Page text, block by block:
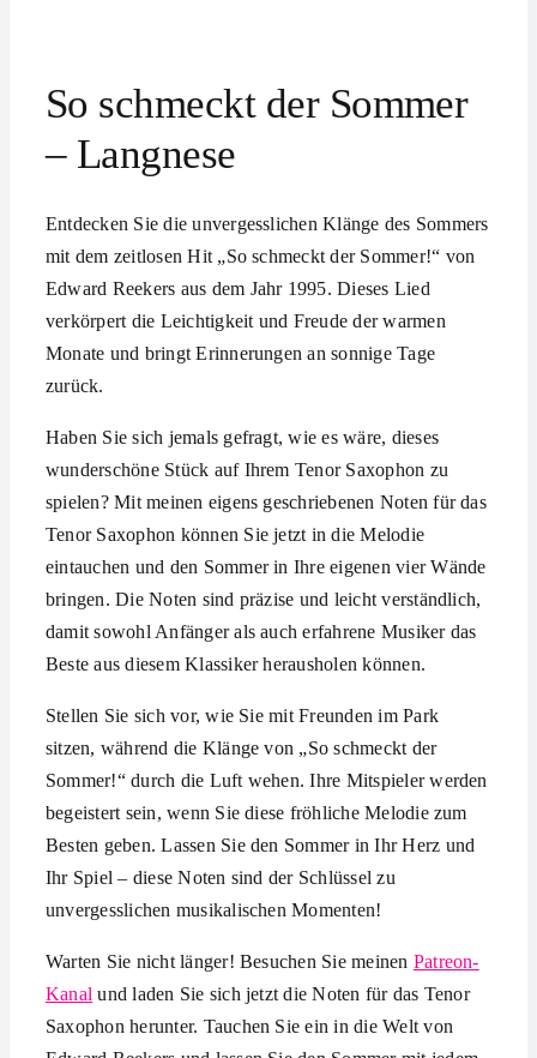
So schmeckt der Sommer
– Langnese
Entdecken Sie die unvergesslichen Klänge des Sommers
mit dem zeitlosen Hit „So schmeckt der Sommer!“ von
Edward Reekers aus dem Jahr 1995. Dieses Lied
verkörpert die Leichtigkeit und Freude der warmen
Monate und bringt Erinnerungen an sonnige Tage
zurück.
Haben Sie sich jemals gefragt, wie es wäre, dieses
wunderschöne Stück auf Ihrem Tenor Saxophon zu
spielen? Mit meinen eigens geschriebenen Noten für das
Tenor Saxophon können Sie jetzt in die Melodie
eintauchen und den Sommer in Ihre eigenen vier Wände
bringen. Die Noten sind präzise und leicht verständlich,
damit sowohl Anfänger als auch erfahrene Musiker das
Beste aus diesem Klassiker herausholen können.
Stellen Sie sich vor, wie Sie mit Freunden im Park
sitzen, während die Klänge von „So schmeckt der
Sommer!“ durch die Luft wehen. Ihre Mitspieler werden
begeistert sein, wenn Sie diese fröhliche Melodie zum
Besten geben. Lassen Sie den Sommer in Ihr Herz und
Ihr Spiel – diese Noten sind der Schlüssel zu
unvergesslichen musikalischen Momenten!
Warten Sie nicht länger! Besuchen Sie meinen Patreon-
Kanal und laden Sie sich jetzt die Noten für das Tenor
Saxophon herunter. Tauchen Sie ein in die Welt von